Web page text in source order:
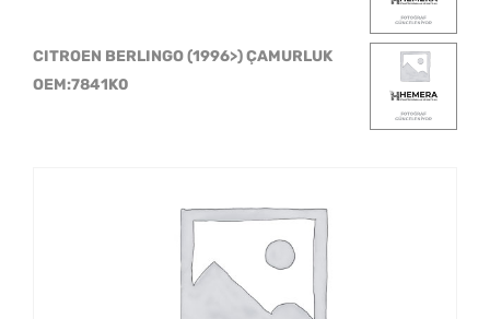
CITROEN BERLINGO (1996>) ÇAMURLUK
OEM:7841K0